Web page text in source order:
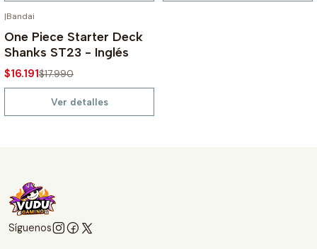
-10%
|Bandai
One Piece Starter Deck
Shanks ST23 - Inglés
$16.191$17.990
Ver detalles
Síguenos